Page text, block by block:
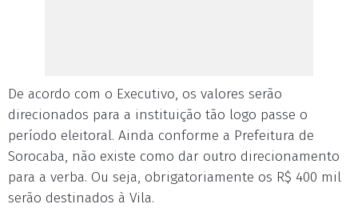
De acordo com o Executivo, os valores serão
direcionados para a instituição tão logo passe o
período eleitoral. Ainda conforme a Prefeitura de
Sorocaba, não existe como dar outro direcionamento
para a verba. Ou seja, obrigatoriamente os R$ 400 mil
serão destinados à Vila.